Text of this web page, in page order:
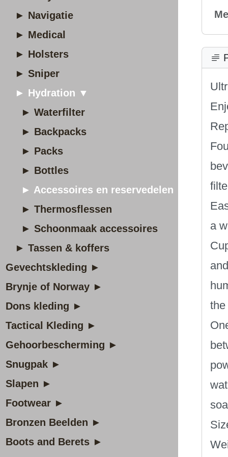
► Navigatie
► Medical
► Holsters
► Sniper
► Hydration ▼
► Waterfilter
► Backpacks
► Packs
► Bottles
► Accessoires en reservedelen
► Thermosflessen
► Schoonmaak accessoires
► Tassen & koffers
Gevechtskleding ►
Brynje of Norway ►
Dons kleding ►
Tactical Kleding ►
Gehoorbescherming ►
Snugpak ►
Slapen ►
Footwear ►
Bronzen Beelden ►
Boots and Berets ►
a
the